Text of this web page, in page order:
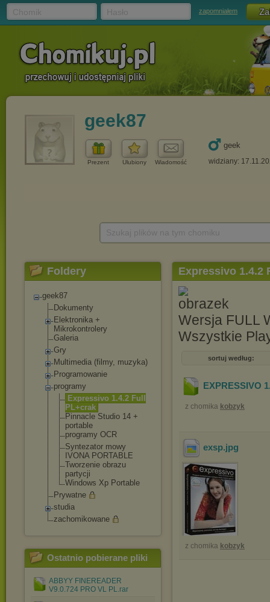
zapomniałem
geek87
Prezent Ulubiony Wiadomość
geek
widziany:
Foldery
geek87
Dokumenty
Elektronika +
Mikrokontrolery
Galeria
Gry
Multimedia (filmy, muzyka)
Programowanie
programy
Expressivo 1.4.2 Full
PL+crak
Pinnacle Studio 14 +
portable
programy OCR
Syntezator mowy
IVONA PORTABLE
Tworzenie obrazu
partycji
Windows Xp Portable
Prywatne
studia
zachomikowane
Ostatnio pobierane pliki
ABBYY FINEREADER
V9.0.724 PRO VL PL.rar
Expressivo 1.4.2
Wersja FULL
Wszystkie
sortuj według:
EXPRESSIVO
z chomika kobzyk
exsp.jpg
z chomika kobzyk